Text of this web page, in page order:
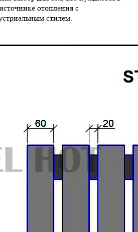
отопления с
стилем.